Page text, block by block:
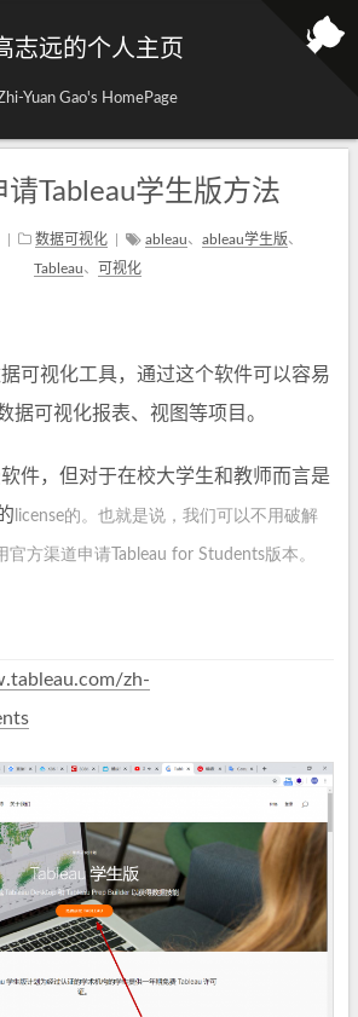
志远的个人主页
Yuan Gao's HomePage
请Tableau学生版方法
数据可视化 ableau、 ableau学生版、
Tableau、 可视化
可视化工具，通过这个软件可以容易
据可视化报表、视图等项目。
件，但对于在校大学生和教师而言是
license的。也就是说，我们可以不用破解
方渠道申请Tableau for Students版本。
zh-